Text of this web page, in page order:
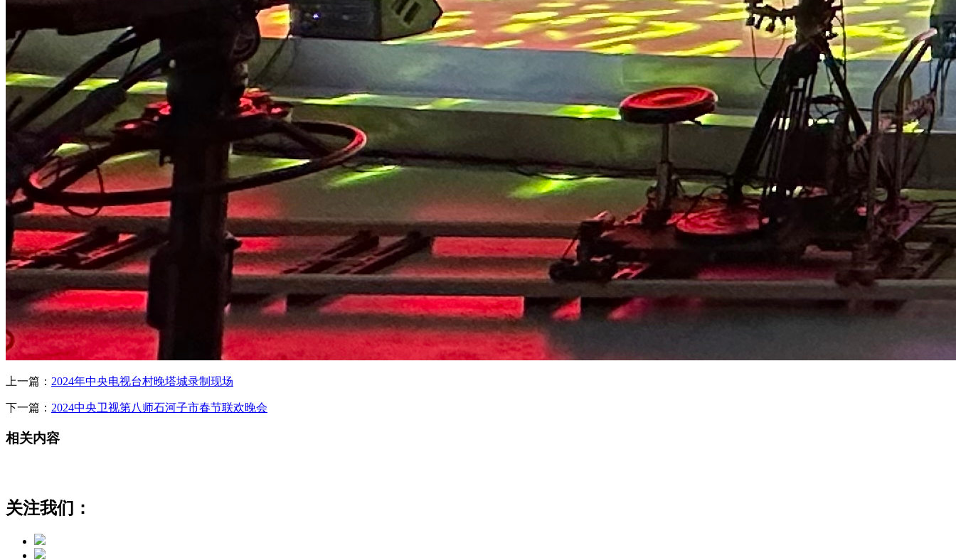
上一篇： 2024年中央电视台村晚塔城录制现场
下一篇： 2024中央卫视第八师石河子市春节联欢晚会
相关内容
关注我们：